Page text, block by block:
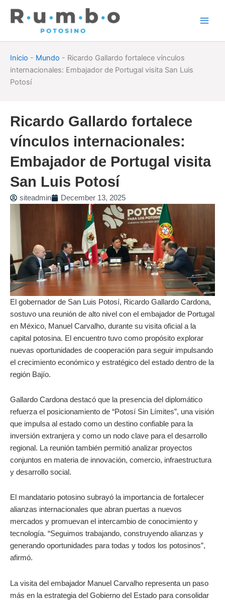
Inicio - Mundo - Ricardo Gallardo fortalece vínculos
internacionales: Embajador de Portugal visita San Luis
Potosí
Ricardo Gallardo fortalece
vínculos internacionales:
Embajador de Portugal visita
San Luis Potosí
siteadmin December 13, 2025
El gobernador de San Luis Potosí, Ricardo Gallardo Cardona,
sostuvo una reunión de alto nivel con el embajador de Portugal
en México, Manuel Carvalho, durante su visita oficial a la
capital potosina. El encuentro tuvo como propósito explorar
nuevas oportunidades de cooperación para seguir impulsando
el crecimiento económico y estratégico del estado dentro de la
región Bajío.
Gallardo Cardona destacó que la presencia del diplomático
refuerza el posicionamiento de “Potosí Sin Límites”, una visión
que impulsa al estado como un destino confiable para la
inversión extranjera y como un nodo clave para el desarrollo
regional. La reunión también permitió analizar proyectos
conjuntos en materia de innovación, comercio, infraestructura
y desarrollo social.
El mandatario potosino subrayó la importancia de fortalecer
alianzas internacionales que abran puertas a nuevos
mercados y promuevan el intercambio de conocimiento y
tecnología. “Seguimos trabajando, construyendo alianzas y
generando oportunidades para todas y todos los potosinos”,
afirmó.
La visita del embajador Manuel Carvalho representa un paso
más en la estrategia del Gobierno del Estado para consolidar